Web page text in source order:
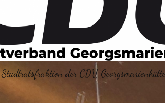
der CDU